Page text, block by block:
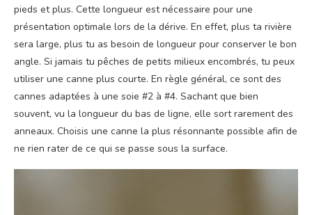
pieds et plus. Cette longueur est nécessaire pour une
présentation optimale lors de la dérive. En effet, plus ta rivière
sera large, plus tu as besoin de longueur pour conserver le bon
angle. Si jamais tu pêches de petits milieux encombrés, tu peux
utiliser une canne plus courte. En règle général, ce sont des
cannes adaptées à une soie #2 à #4. Sachant que bien
souvent, vu la longueur du bas de ligne, elle sort rarement des
anneaux. Choisis une canne la plus résonnante possible afin de
ne rien rater de ce qui se passe sous la surface.